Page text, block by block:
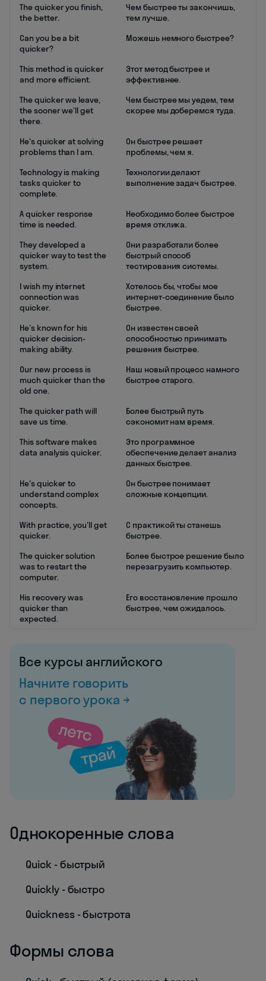
The quicker you finish,
the better.
Чем быстрее ты закончишь,
тем лучше.
Can you be a bit
quicker?
Можешь немного быстрее?
This method is quicker
and more efficient.
Этот метод быстрее и
эффективнее.
The quicker we leave,
the sooner we'll get
there.
Чем быстрее мы уедем, тем
скорее мы доберемся туда.
He's quicker at solving
problems than I am.
Он быстрее решает
проблемы, чем я.
Technology is making
tasks quicker to
complete.
Технологии делают
выполнение задач быстрее.
A quicker response
time is needed.
Необходимо более быстрое
время отклика.
They developed a
quicker way to test the
system.
Они разработали более
быстрый способ
тестирования системы.
I wish my internet
connection was
quicker.
Хотелось бы, чтобы мое
интернет-соединение было
быстрее.
He's known for his
quicker decision-
making ability.
Он известен своей
способностью принимать
решения быстрее.
Our new process is
much quicker than the
old one.
Наш новый процесс намного
быстрее старого.
The quicker path will
save us time.
Более быстрый путь
сэкономит нам время.
This software makes
data analysis quicker.
Это программное
обеспечение делает анализ
данных быстрее.
He's quicker to
understand complex
concepts.
Он быстрее понимает
сложные концепции.
With practice, you'll get
quicker.
С практикой ты станешь
быстрее.
The quicker solution
was to restart the
computer.
Более быстрое решение было
перезагрузить компьютер.
His recovery was
quicker than
expected.
Его восстановление прошло
быстрее, чем ожидалось.
Все курсы английского
Начните говорить
с первого урока →
Однокоренные слова
Quick - быстрый
Quickly - быстро
Quickness - быстрота
Формы слова